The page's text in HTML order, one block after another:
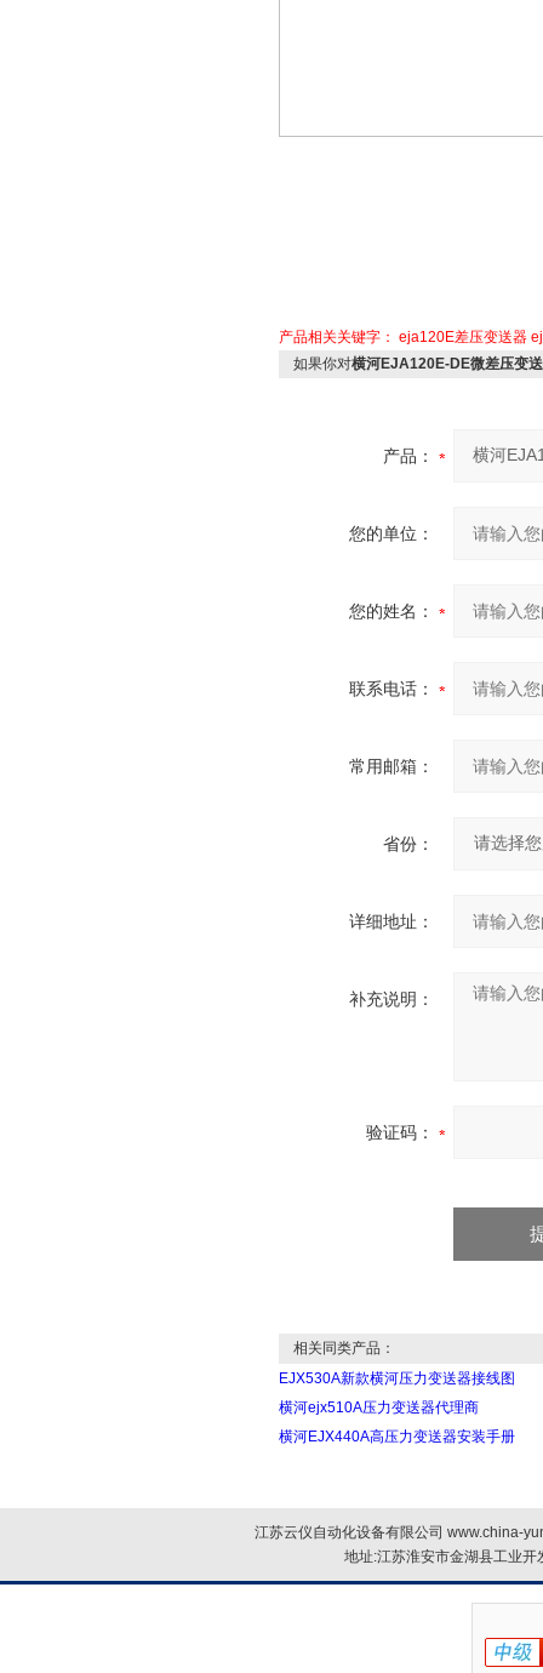
产品相关关键字： eja120E差压变送器
如果你对横河EJA120E-DE微差压变
产品：
您的单位：
您的姓名：
联系电话：
常用邮箱：
省份：
详细地址：
补充说明：
验证码：
相关同类产品：
EJX530A新款横河压力变送器接线图
横河ejx510A压力变送器代理商
横河EJX440A高压力变送器安装手册
江苏云仪自动化设备有限公司 www.china-
地址:江苏淮安市金湖县工业